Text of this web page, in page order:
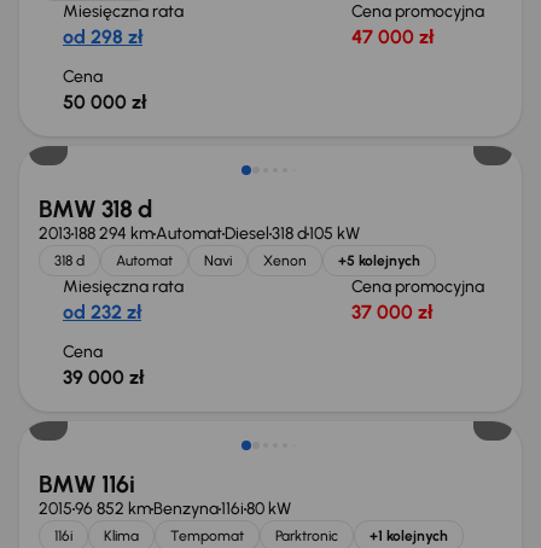
Miesięczna rata
od 298 zł
Cena promocyjna
47 000 zł
Cena
50 000 zł
BMW 318 d
2013188 294 kmAutomatDiesel318 d105 kW
318 d Automat Navi Xenon +5 kolejnych
Miesięczna rata
od 232 zł
Cena promocyjna
37 000 zł
Cena
39 000 zł
BMW 116i
201596 852 kmBenzyna116i80 kW
116i Klima Tempomat Parktronic +1 kolejnych